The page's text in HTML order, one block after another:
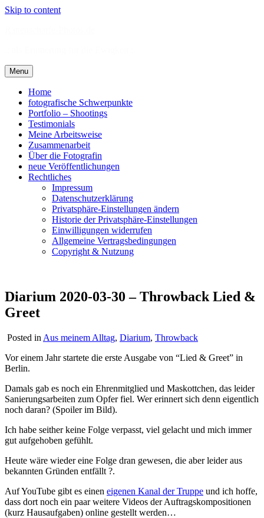
Skip to content
Menu
Home
fotografische Schwerpunkte
Portfolio – Shootings
Testimonials
Meine Arbeitsweise
Zusammenarbeit
Über die Fotografin
neue Veröffentlichungen
Rechtliches
Impressum
Datenschutzerklärung
Privatsphäre-Einstellungen ändern
Historie der Privatsphäre-Einstellungen
Einwilligungen widerrufen
Allgemeine Vertragsbedingungen
Copyright & Nutzung
Diarium 2020-03-30 – Throwback Lied &
Greet
Posted in Aus meinem Alltag, Diarium, Throwback
Vor einem Jahr startete die erste Ausgabe von “Lied & Greet” in
Berlin.
Damals gab es noch ein Ehrenmitglied und Maskottchen, das leider
Sanierungsarbeiten zum Opfer fiel. Wer erinnert sich denn eigentlich
noch daran? (Spoiler im Bild).
Ich habe seither keine Folge verpasst, viel gelacht und mich immer
gut aufgehoben gefühlt.
Heute wäre wieder eine Folge dran gewesen, die aber leider aus
bekannten Gründen entfällt ?.
Auf YouTube gibt es einen eigenen Kanal der Truppe und ich hoffe,
dass dort noch ein paar weitere Videos der Auftragskompositionen
(kurz Hausaufgaben) online gestellt werden…